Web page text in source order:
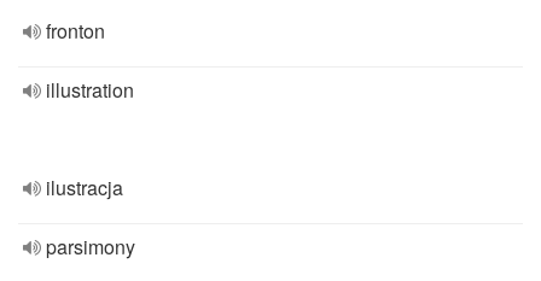
fronton
illustration
ilustracja
parsimony